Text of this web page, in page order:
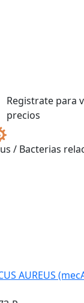
Registrate para
precios
/ Bacterias
AUREUS